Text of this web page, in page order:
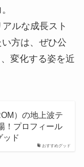
ルな成長スト
方は、ぜひ公
変化する姿を近
おすすめグッド
）の地上波テ
！プロフィール
ッド